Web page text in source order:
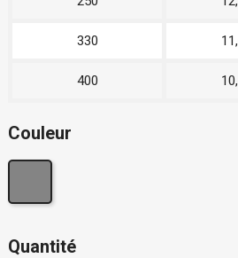
330
400
Couleur
Quantité